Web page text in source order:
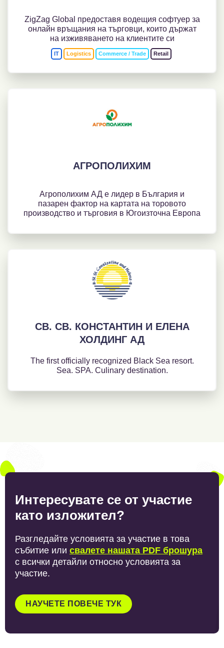
ZigZag Global предоставя водещия софтуер за
онлайн връщания на търговци, които държат
на изживяването на клиентите си
IT Logistics Commerce / Trade Retail
АГРОПОЛИХИМ
Агрополихим АД е лидер в България и
пазарен фактор на картата на торовото
производство и търговия в Югоизточна Европа
СВ. СВ. КОНСТАНТИН И ЕЛЕНА
ХОЛДИНГ АД
The first officially recognized Black Sea resort.
Sea. SPA. Culinary destination.
Интересувате се от участие
като изложител?
Разгледайте условията за участие в това
събитие или свалете нашата PDF брошура
с всички детайли относно условията за
участие.
НАУЧЕТЕ ПОВЕЧЕ ТУК